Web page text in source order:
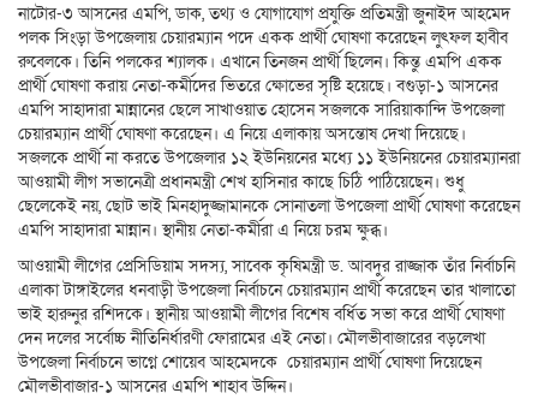
নাটোর-৩ আসনের এমপি, ডাক, তথ্য ও যোগাযোগ প্রযুক্তি প্রতিমন্ত্রী জুনাইদ আহমেদ
পলক সিংড়া উপজেলায় চেয়ারম্যান পদে একক প্রার্থী ঘোষণা করেছেন লুৎফল হাবীব
রুবেলকে। তিনি পলকের শ্যালক। এখানে তিনজন প্রার্থী ছিলেন। কিন্তু এমপি একক
প্রার্থী ঘোষণা করায় নেতা-কর্মীদের ভিতরে ক্ষোভের সৃষ্টি হয়েছে। বগুড়া-১ আসনের
এমপি সাহাদারা মান্নানের ছেলে সাখাওয়াত হোসেন সজলকে সারিয়াকান্দি উপজেলা
চেয়ারম্যান প্রার্থী ঘোষণা করেছেন। এ নিয়ে এলাকায় অসন্তোষ দেখা দিয়েছে।
সজলকে প্রার্থী না করতে উপজেলার ১২ ইউনিয়নের মধ্যে ১১ ইউনিয়নের চেয়ারম্যানরা
আওয়ামী লীগ সভানেত্রী প্রধানমন্ত্রী শেখ হাসিনার কাছে চিঠি পাঠিয়েছেন। শুধু
ছেলেকেই নয়, ছোট ভাই মিনহাদুজ্জামানকে সোনাতলা উপজেলা প্রার্থী ঘোষণা করেছেন
এমপি সাহাদারা মান্নান। স্থানীয় নেতা-কর্মীরা এ নিয়ে চরম ক্ষুব্ধ।
আওয়ামী লীগের প্রেসিডিয়াম সদস্য, সাবেক কৃষিমন্ত্রী ড. আবদুর রাজ্জাক তাঁর নির্বাচনি
এলাকা টাঙ্গাইলের ধনবাড়ী উপজেলা নির্বাচনে চেয়ারম্যান প্রার্থী করেছেন তার খালাতো
ভাই হারুনুর রশিদকে। স্থানীয় আওয়ামী লীগের বিশেষ বর্ধিত সভা করে প্রার্থী ঘোষণা
দেন দলের সর্বোচ্চ নীতিনির্ধারণী ফোরামের এই নেতা। মৌলভীবাজারের বড়লেখা
উপজেলা নির্বাচনে ভাগ্নে শোয়েব আহমেদকে চেয়ারম্যান প্রার্থী ঘোষণা দিয়েছেন
মৌলভীবাজার-১ আসনের এমপি শাহাব উদ্দিন।